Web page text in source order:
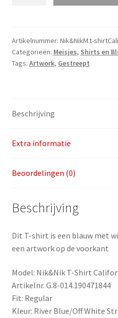
California
v.a.
maat
Artikelnummer: Nik&NikM.t-
Categorieën: Meisjes, Shirts en
Tags: Artwork, Gestreept
Beschrijving
Extra informatie
Beoordelingen (0)
Beschrijving
Dit T-shirt is een blauw met
een artwork op de voorkant
Model: Nik&Nik T-Shirt
Artikelnr. G.8-014.190471844
Fit: Regular
Kleur: River Blue/Off White